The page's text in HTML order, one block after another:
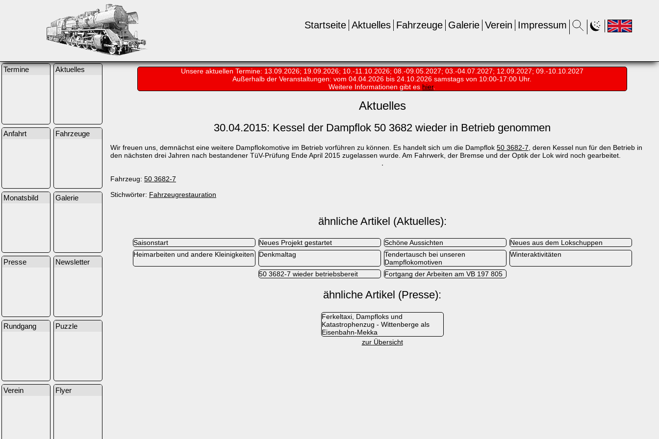
Impressum
Verein
Galerie
Fahrzeuge
Aktuelles
Startseite
Termine Aktuelles
Anfahrt Fahrzeuge
Monatsbild Galerie
Presse Newsletter
Rundgang Puzzle
Verein Flyer
Unsere aktuellen Termine: 13.09.2026; 19.09.2026; 10.-11.10.2026; 08.-09.05.2027; 03.-04.07.2027; 12.09.2027; 09.-10.10.2027
Außerhalb der Veranstaltungen:vom 04.04.2026 bis 24.10.2026 samstags von 10:00-17:00 Uhr.
Weitere Informationen gibt es hier.
Aktuelles
30.04.2015: Kessel der Dampflok 50 3682 wieder in Betrieb genommen
Wir freuen uns, demnächst eine weitere Dampflokomotive im Betrieb vorführen zu können. Es handelt sich um die Dampflok 50 3682-7 , deren Kessel nun für den Betrieb in
den nächsten drei Jahren nach bestandener TüV-Prüfung Ende April 2015 zugelassen wurde. Am Fahrwerk, der Bremse und der Optik der Lok wird noch gearbeitet.
Fahrzeug: 50 3682-7
Stichwörter: Fahrzeugrestauration
ähnliche Artikel (Aktuelles):
Saisonstart Neues Projekt gestartet Schöne Aussichten
Neues aus dem Lokschuppen
Heimarbeiten und andere Kleinigkeiten
Denkmaltag
Tendertausch bei unseren
Dampflokomotiven
Winteraktivitäten
50 3682-7 wieder betriebsbereit Fortgang der Arbeiten am VB 197 805
ähnliche Artikel (Presse):
Ferkeltaxi, Dampfloks und
Katastrophenzug - Wittenberge als
Eisenbahn-Mekka
zur Übersicht